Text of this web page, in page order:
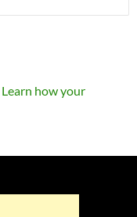
Learn how your